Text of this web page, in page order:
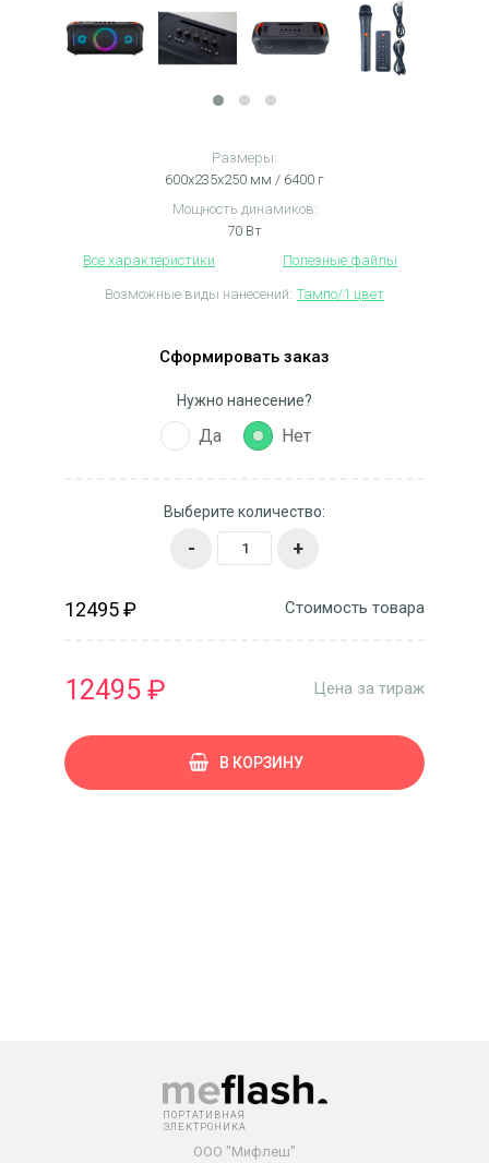
Размеры:
600х235х250 мм / 6400 г
Мощность динамиков:
70 Вт
Все характеристики
Полезные файлы
Возможные виды нанесений: Тампо/1 цвет
Сформировать заказ
Нужно нанесение?
Да Нет
Выберите количество:
- +
12495 ₽ Стоимость товара
12495 ₽ Цена за тираж
В КОРЗИНУ
ООО "Мифлеш"
ПОРТАТИВНАЯ
ЭЛЕКТРОНИКА